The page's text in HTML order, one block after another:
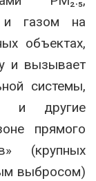
и газом на
объектах,
и вызывает
системы,
и другие
прямого
(крупных
выбросом)